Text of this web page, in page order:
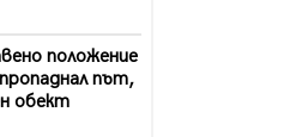
положение
път,
обект